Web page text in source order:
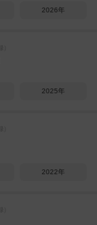
2026年
2025年
2022年